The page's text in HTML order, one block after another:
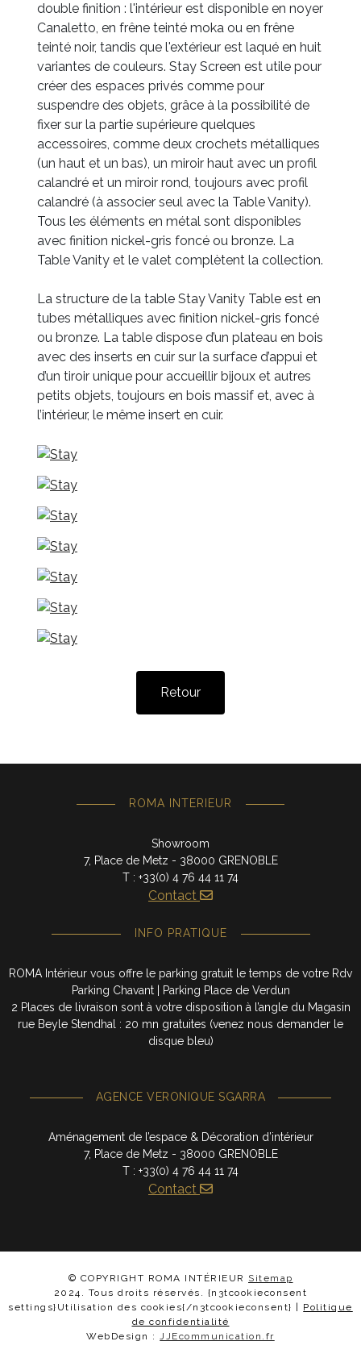
double finition : l'intérieur est disponible en noyer
Canaletto, en frêne teinté moka ou en frêne
teinté noir, tandis que l'extérieur est laqué en huit
variantes de couleurs. Stay Screen est utile pour
créer des espaces privés comme pour
suspendre des objets, grâce à la possibilité de
fixer sur la partie supérieure quelques
accessoires, comme deux crochets métalliques
(un haut et un bas), un miroir haut avec un profil
calandré et un miroir rond, toujours avec profil
calandré (à associer seul avec la Table Vanity).
Tous les éléments en métal sont disponibles
avec finition nickel-gris foncé ou bronze. La
Table Vanity et le valet complètent la collection.
La structure de la table Stay Vanity Table est en
tubes métalliques avec finition nickel-gris foncé
ou bronze. La table dispose d’un plateau en bois
avec des inserts en cuir sur la surface d’appui et
d’un tiroir unique pour accueillir bijoux et autres
petits objets, toujours en bois massif et, avec à
l’intérieur, le même insert en cuir.
Retour
ROMA INTERIEUR
Showroom
7, Place de Metz - 38000 GRENOBLE
T : +33(0) 4 76 44 11 74
Contact
INFO PRATIQUE
ROMA Intérieur vous offre le parking gratuit le temps de votre Rdv
Parking Chavant | Parking Place de Verdun
2 Places de livraison sont à votre disposition à l’angle du Magasin
rue Beyle Stendhal : 20 mn gratuites (venez nous demander le
disque bleu)
AGENCE VERONIQUE SGARRA
Aménagement de l’espace & Décoration d’intérieur
7, Place de Metz - 38000 GRENOBLE
T : +33(0) 4 76 44 11 74
Contact
© COPYRIGHT ROMA INTÉRIEUR Sitemap
2024. Tous droits réservés. {n3tcookieconsent
settings}Utilisation des cookies{/n3tcookieconsent} | Politique
de confidentialité
WebDesign :JJEcommunication.fr